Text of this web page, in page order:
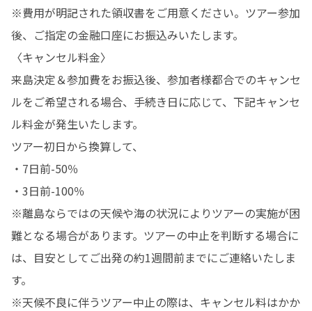
※費用が明記された領収書をご用意ください。ツアー参加
後、ご指定の金融口座にお振込みいたします。
〈キャンセル料金〉
来島決定＆参加費をお振込後、参加者様都合でのキャンセ
ルをご希望される場合、手続き日に応じて、下記キャンセ
ル料金が発生いたします。
ツアー初日から換算して、
・7日前-50％
・3日前-100％
※離島ならではの天候や海の状況によりツアーの実施が困
難となる場合があります。ツアーの中止を判断する場合に
は、目安としてご出発の約1週間前までにご連絡いたしま
す。
※天候不良に伴うツアー中止の際は、キャンセル料はかか